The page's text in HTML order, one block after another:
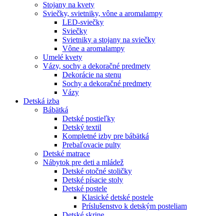
Stojany na kvety
Sviečky, svietniky, vône a aromalampy
LED-sviečky
Sviečky
Svietniky a stojany na sviečky
Vône a aromalampy
Umelé kvety
Vázy, sochy a dekoračné predmety
Dekorácie na stenu
Sochy a dekoračné predmety
Vázy
Detská izba
Bábätká
Detské postieľky
Detský textil
Kompletné izby pre bábätká
Prebaľovacie pulty
Detské matrace
Nábytok pre deti a mládež
Detské otočné stoličky
Detské písacie stoly
Detské postele
Klasické detské postele
Príslušenstvo k detským posteliam